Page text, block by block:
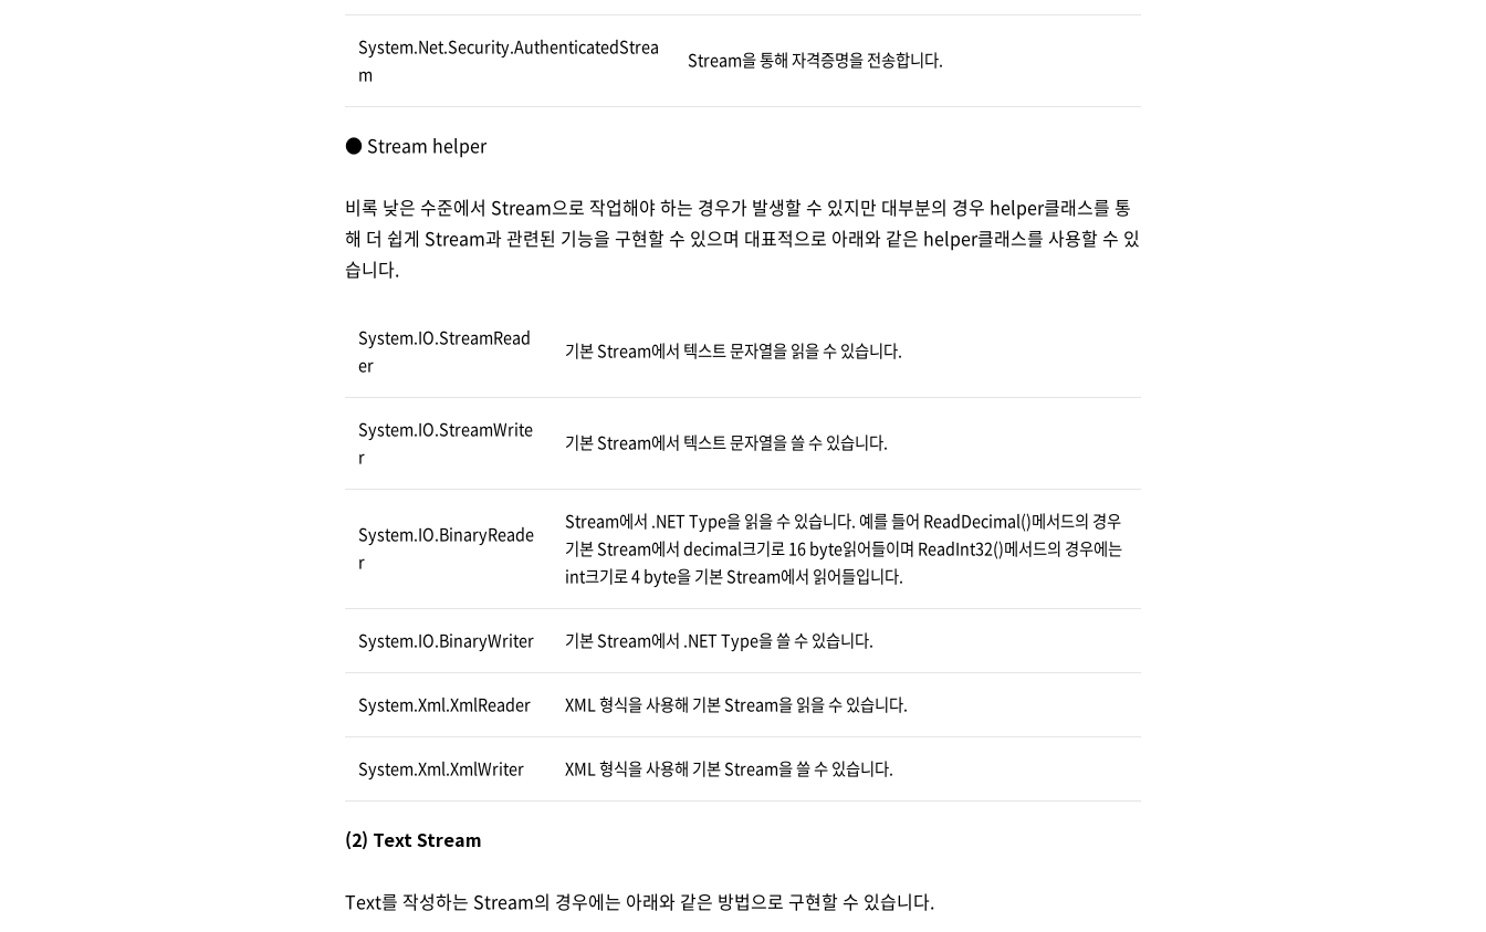
System.Net.Security.AuthenticatedStrea
m
Stream을 통해 자격증명을 전송합니다.
● Stream helper
비록 낮은 수준에서 Stream으로 작업해야 하는 경우가 발생할 수 있지만 대부분의 경우 helper클래스를 통
해 더 쉽게 Stream과 관련된 기능을 구현할 수 있으며 대표적으로 아래와 같은 helper클래스를 사용할 수 있
습니다.
System.IO.StreamRead
er
기본 Stream에서 텍스트 문자열을 읽을 수 있습니다.
System.IO.StreamWrite
r
기본 Stream에서 텍스트 문자열을 쓸 수 있습니다.
System.IO.BinaryReade
r
Stream에서 .NET Type을 읽을 수 있습니다. 예를 들어 ReadDecimal()메서드의 경우
기본 Stream에서 decimal크기로 16 byte읽어들이며 ReadInt32()메서드의 경우에는
int크기로 4 byte을 기본 Stream에서 읽어들입니다.
System.IO.BinaryWriter 기본 Stream에서 .NET Type을 쓸 수 있습니다.
System.Xml.XmlReader XML 형식을 사용해 기본 Stream을 읽을 수 있습니다.
System.Xml.XmlWriter XML 형식을 사용해 기본 Stream을 쓸 수 있습니다.
(2) Text Stream
Text를 작성하는 Stream의 경우에는 아래와 같은 방법으로 구현할 수 있습니다.